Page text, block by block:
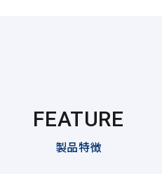
FEATURE
製品特徴